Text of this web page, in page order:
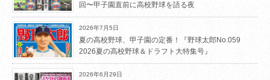
回〜甲子園直前に高校野球を語る夜
2026年7月5日
夏の高校野球、甲子園の定番！『野球太郎No.059
2026夏の高校野球＆ドラフト大特集号』
2026年6月29日